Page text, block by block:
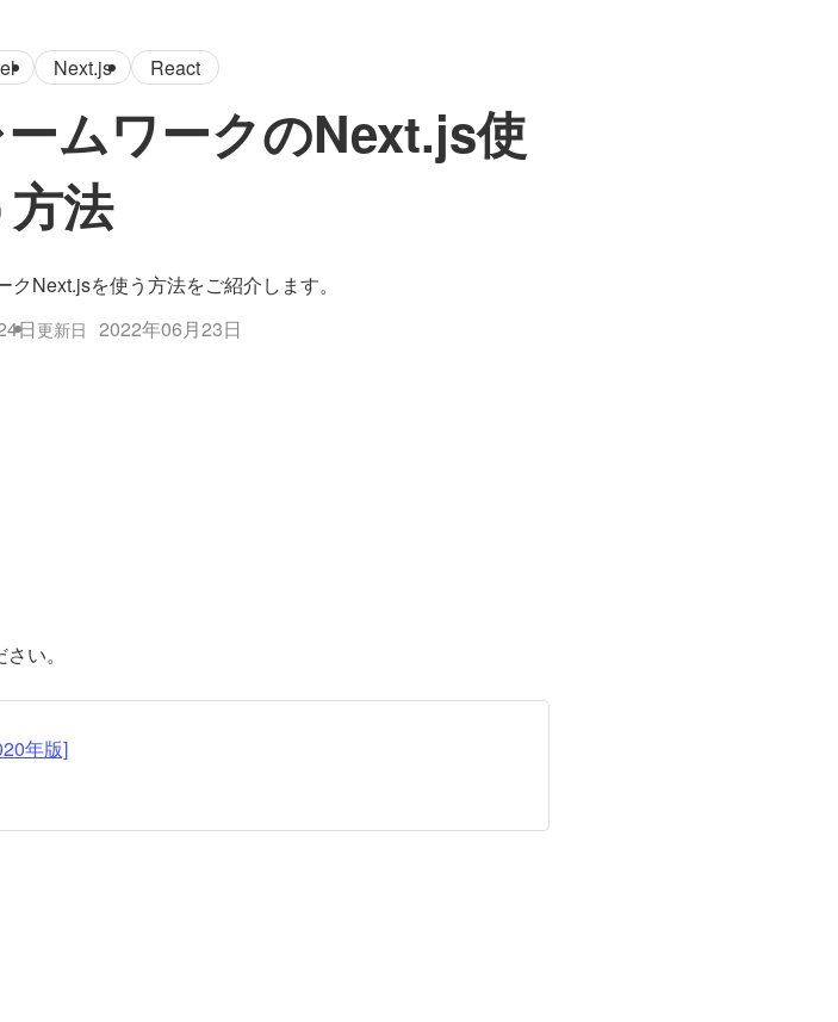
Next.js React
ムワークのNext.js使
方法
Next.jsを使う方法をご紹介します。
日更新日 2022年06月23日
い。
年版]